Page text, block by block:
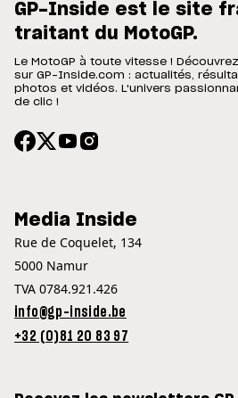
GP-Inside est le site
traitant du MotoGP.
Le MotoGP à toute vitesse !
sur GP-Inside.com : actualités,
photos et vidéos. L'univers
de clic !
Media Inside
Rue de Coquelet, 134
5000 Namur
TVA 0784.921.426
info@gp-inside.be
+32 (0)81 20 83 97